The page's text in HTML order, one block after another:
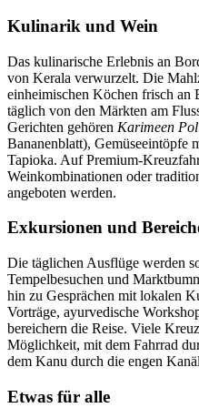
Kulinarik und Wein
Das kulinarische Erlebnis an
von Kerala verwurzelt. Die
einheimischen Köchen frisch an
täglich von den Märkten am
Gerichten gehören Karimeen
Bananenblatt), Gemüseeintöpfe
Tapioka. Auf Premium-
Weinkombinationen oder
angeboten werden.
Exkursionen und
Die täglichen Ausflüge werden
Tempelbesuchen und
hin zu Gesprächen mit lokalen
Vorträge, ayurvedische
bereichern die Reise. Viele
Möglichkeit, mit dem Fahrrad
dem Kanu durch die engen
Etwas für alle